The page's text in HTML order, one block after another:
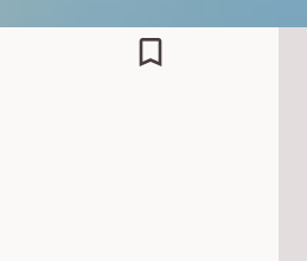
bookmark_border